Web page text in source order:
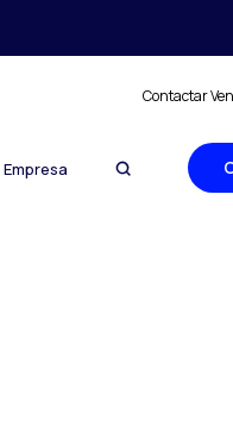
Contactar
Empresa